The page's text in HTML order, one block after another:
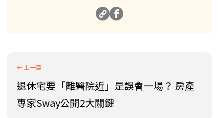
退休宅要「離醫院近」是誤會一場？ 房產
專家Sway公開2大關鍵